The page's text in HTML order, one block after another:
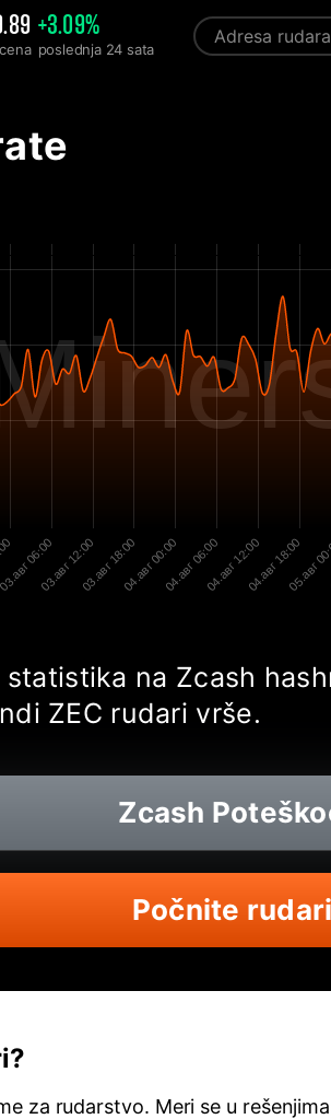
+3.09%
poslednja 24 sata
06:0003.авг 12:0003.авг 18:0004.авг 00:0004.авг 06:0004.авг 12:0004.авг 18:0005.авг
na Zcash
ZEC rudari vrše.
Zcash
Počnite
za rudarstvo. Meri se u